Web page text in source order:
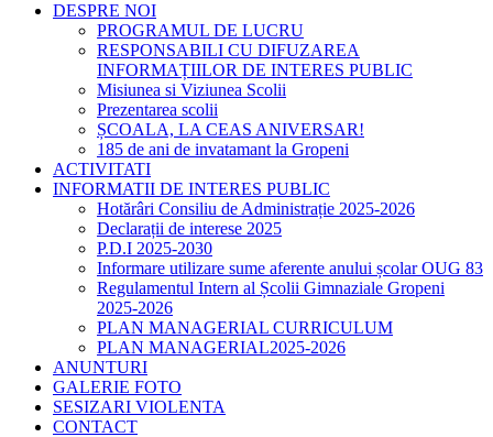
DESPRE NOI
PROGRAMUL DE LUCRU
RESPONSABILI CU DIFUZAREA
INFORMAȚIILOR DE INTERES PUBLIC
Misiunea si Viziunea Scolii
Prezentarea scolii
ȘCOALA, LA CEAS ANIVERSAR!
185 de ani de invatamant la Gropeni
ACTIVITATI
INFORMATII DE INTERES PUBLIC
Hotărâri Consiliu de Administrație 2025-2026
Declarații de interese 2025
P.D.I 2025-2030
Informare utilizare sume aferente anului școlar OUG 83
Regulamentul Intern al Școlii Gimnaziale Gropeni
2025-2026
PLAN MANAGERIAL CURRICULUM
PLAN MANAGERIAL2025-2026
ANUNTURI
GALERIE FOTO
SESIZARI VIOLENTA
CONTACT